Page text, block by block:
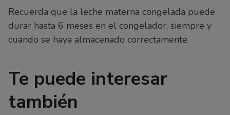
Recuerda que la leche materna congelada puede
durar hasta 6 meses en el congelador, siempre y
cuando se haya almacenado correctamente.
Te puede interesar
también